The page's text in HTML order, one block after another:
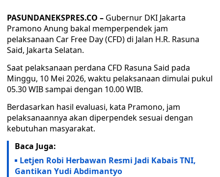
PASUNDANEKSPRES.CO – Gubernur DKI Jakarta
Pramono Anung bakal memperpendek jam
pelaksanaan Car Free Day (CFD) di Jalan H.R. Rasuna
Said, Jakarta Selatan.
Saat pelaksanaan perdana CFD Rasuna Said pada
Minggu, 10 Mei 2026, waktu pelaksanaan dimulai pukul
05.30 WIB sampai dengan 10.00 WIB.
Berdasarkan hasil evaluasi, kata Pramono, jam
pelaksanaannya akan diperpendek sesuai dengan
kebutuhan masyarakat.
Baca Juga:
Letjen Robi Herbawan Resmi Jadi Kabais TNI,
Gantikan Yudi Abdimantyo